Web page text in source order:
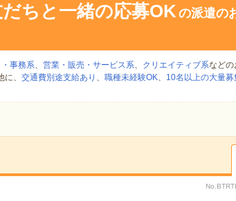
ちと一緒の応募OKの派遣の
事務系、 営業・販売・サービス系、 クリエイティブ系などの
、 交通費別途支給あり 、 職種未経験OK、 10名以上の大量募